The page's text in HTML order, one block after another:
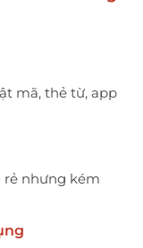
mã, thẻ từ, app
rẻ nhưng kém